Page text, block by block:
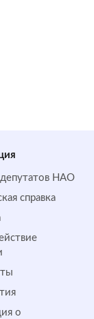
НАО
справка
о